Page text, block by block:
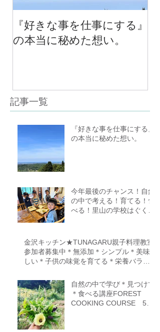
『好きな事を仕事にする』
の本当に秘めた想い。
記事一覧
『好きな事を仕事にする』
の本当に秘めた想い。
今年最後のチャンス！自然
の中で考える！育てる！食
べる！里山の学校はぐくみ
金沢キッチン★TUNAGARU親子料理教室
参加者募集中＊無添加＊シンプル＊美味
しい＊子供の味覚を育てる＊栄養バラン
自然の中で学び＊見つけて
＊食べる講座FOREST
COOKING COURSE 5期